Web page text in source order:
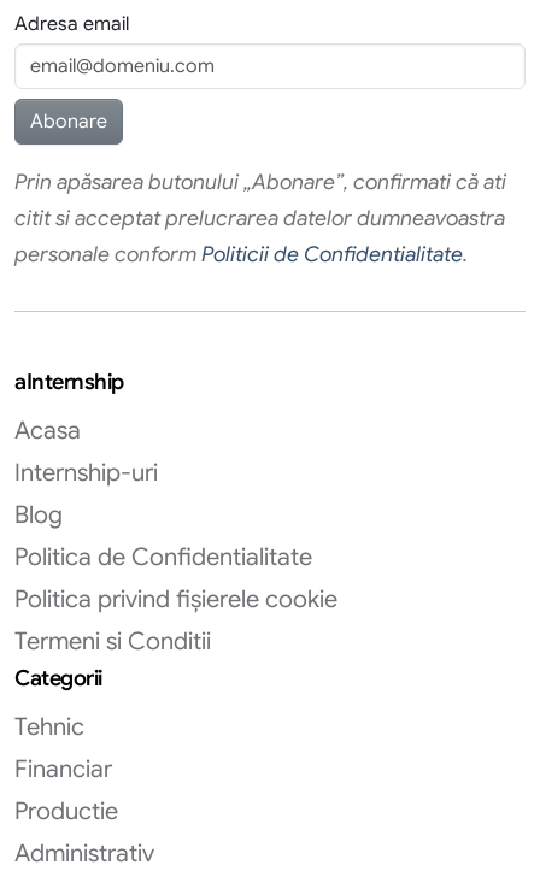
Adresa email
Prin apăsarea butonului „Abonare”, confirmati că ati
citit si acceptat prelucrarea datelor dumneavoastra
personale conformPoliticii de Confidentialitate.
aInternship
Acasa
Internship-uri
Blog
Politica de Confidentialitate
Politica privind fișierele cookie
Termeni si Conditii
Categorii
Tehnic
Financiar
Productie
Administrativ